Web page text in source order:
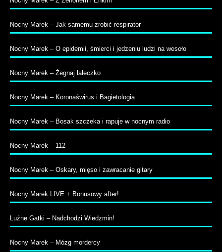
Nocny Marek – Jak samemu zrobić respirator
Nocny Marek – O epidemii, śmierci i jedzeniu ludzi na wesoło
Nocny Marek – Żegnaj laleczko
Nocny Marek – Koronaświrus i Bagietologia
Nocny Marek – Bosak szczeka i rapuje w nocnym radio
Nocny Marek – 112
Nocny Marek – Oskary, mięso i zawracanie gitary
Nocny Marek LIVE + Bonusowy after!
Luźne Gatki – Nadchodzi Wiedzmin!
Nocny Marek – Mózg mordercy